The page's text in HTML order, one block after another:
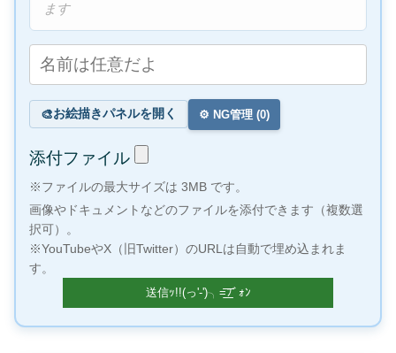
ます
🎨お絵描きパネルを開く ⚙️ NG管理 (0)
添付ファイル
※ファイルの最大サイズは 3MB です。
画像やドキュメントなどのファイルを添付できます（複数選
択可）。
※YouTubeやX（旧Twitter）のURLは自動で埋め込まれま
す。